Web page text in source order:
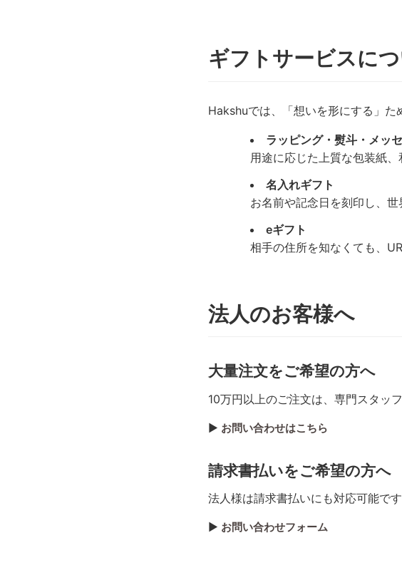
ギフトサービスに
Hakshuでは、「想いを形にする」た
ラッピング・熨斗・メッ
用途に応じた上質な包装紙
名入れギフト
お名前や記念日を刻印し、世
eギフト
相手の住所を知なくても、
法人のお客様へ
大量注文をご希望の方へ
10万円以上のご注文は、専門スタッ
▶︎ お問い合わせはこちら
請求書払いをご希望の方へ
法人様は請求書払いにも対応可能です
▶︎ お問い合わせフォーム